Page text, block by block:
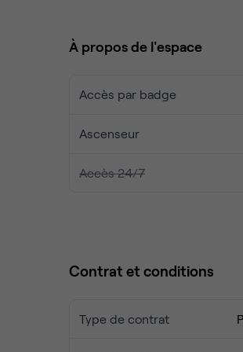
À propos de l'espace
Accès par badge
Ascenseur
Accès 24/7
Contrat et conditions
Type de contrat